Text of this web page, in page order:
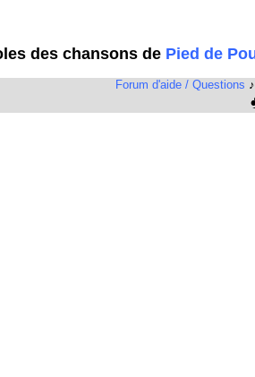
des chansons de Pied de
Forum d'aide / Questions